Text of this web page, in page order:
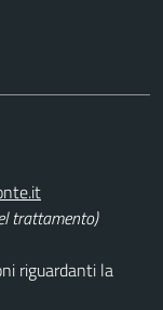
trattamento)
riguardanti la